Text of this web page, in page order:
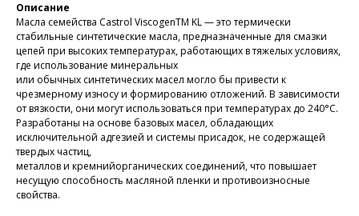
Описание
Масла семейства Castrol ViscogenTM KL — это термически
стабильные синтетические масла, предназначенные для смазки
цепей при высоких температурах, работающих в тяжелых условиях,
где использование минеральных
или обычных синтетических масел могло бы привести к
чрезмерному износу и формированию отложений. В зависимости
от вязкости, они могут использоваться при температурах до 240°C.
Разработаны на основе базовых масел, обладающих
исключительной адгезией и системы присадок, не содержащей
твердых частиц,
металлов и кремнийорганических соединений, что повышает
несущую способность масляной пленки и противоизносные
свойства.